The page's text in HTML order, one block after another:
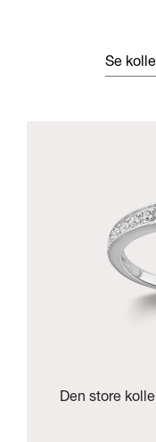
Se
Den store